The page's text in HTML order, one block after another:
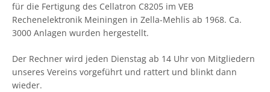
für die Fertigung des Cellatron C8205 im VEB
Rechenelektronik Meiningen in Zella-Mehlis ab 1968. Ca.
3000 Anlagen wurden hergestellt.
Der Rechner wird jeden Dienstag ab 14 Uhr von Mitgliedern
unseres Vereins vorgeführt und rattert und blinkt dann
wieder.